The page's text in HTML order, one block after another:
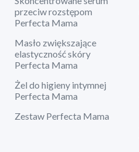
przeciw rozstępom
Perfecta Mama
Masło zwiększające
elastyczność skóry
Perfecta Mama
Żel do higieny intymnej
Perfecta Mama
Zestaw Perfecta Mama